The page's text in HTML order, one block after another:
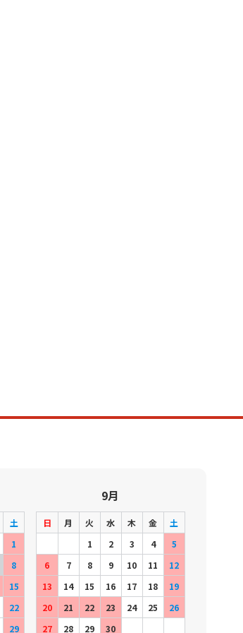
土
1
8
15
22
29
9月
日 月 火 水 木 金
土
1
2 3 4
5
6
7 8 9 10 11
12
13
14 15 16 17 18
19
20
21 22 23 24 25
26
27
28 29 30